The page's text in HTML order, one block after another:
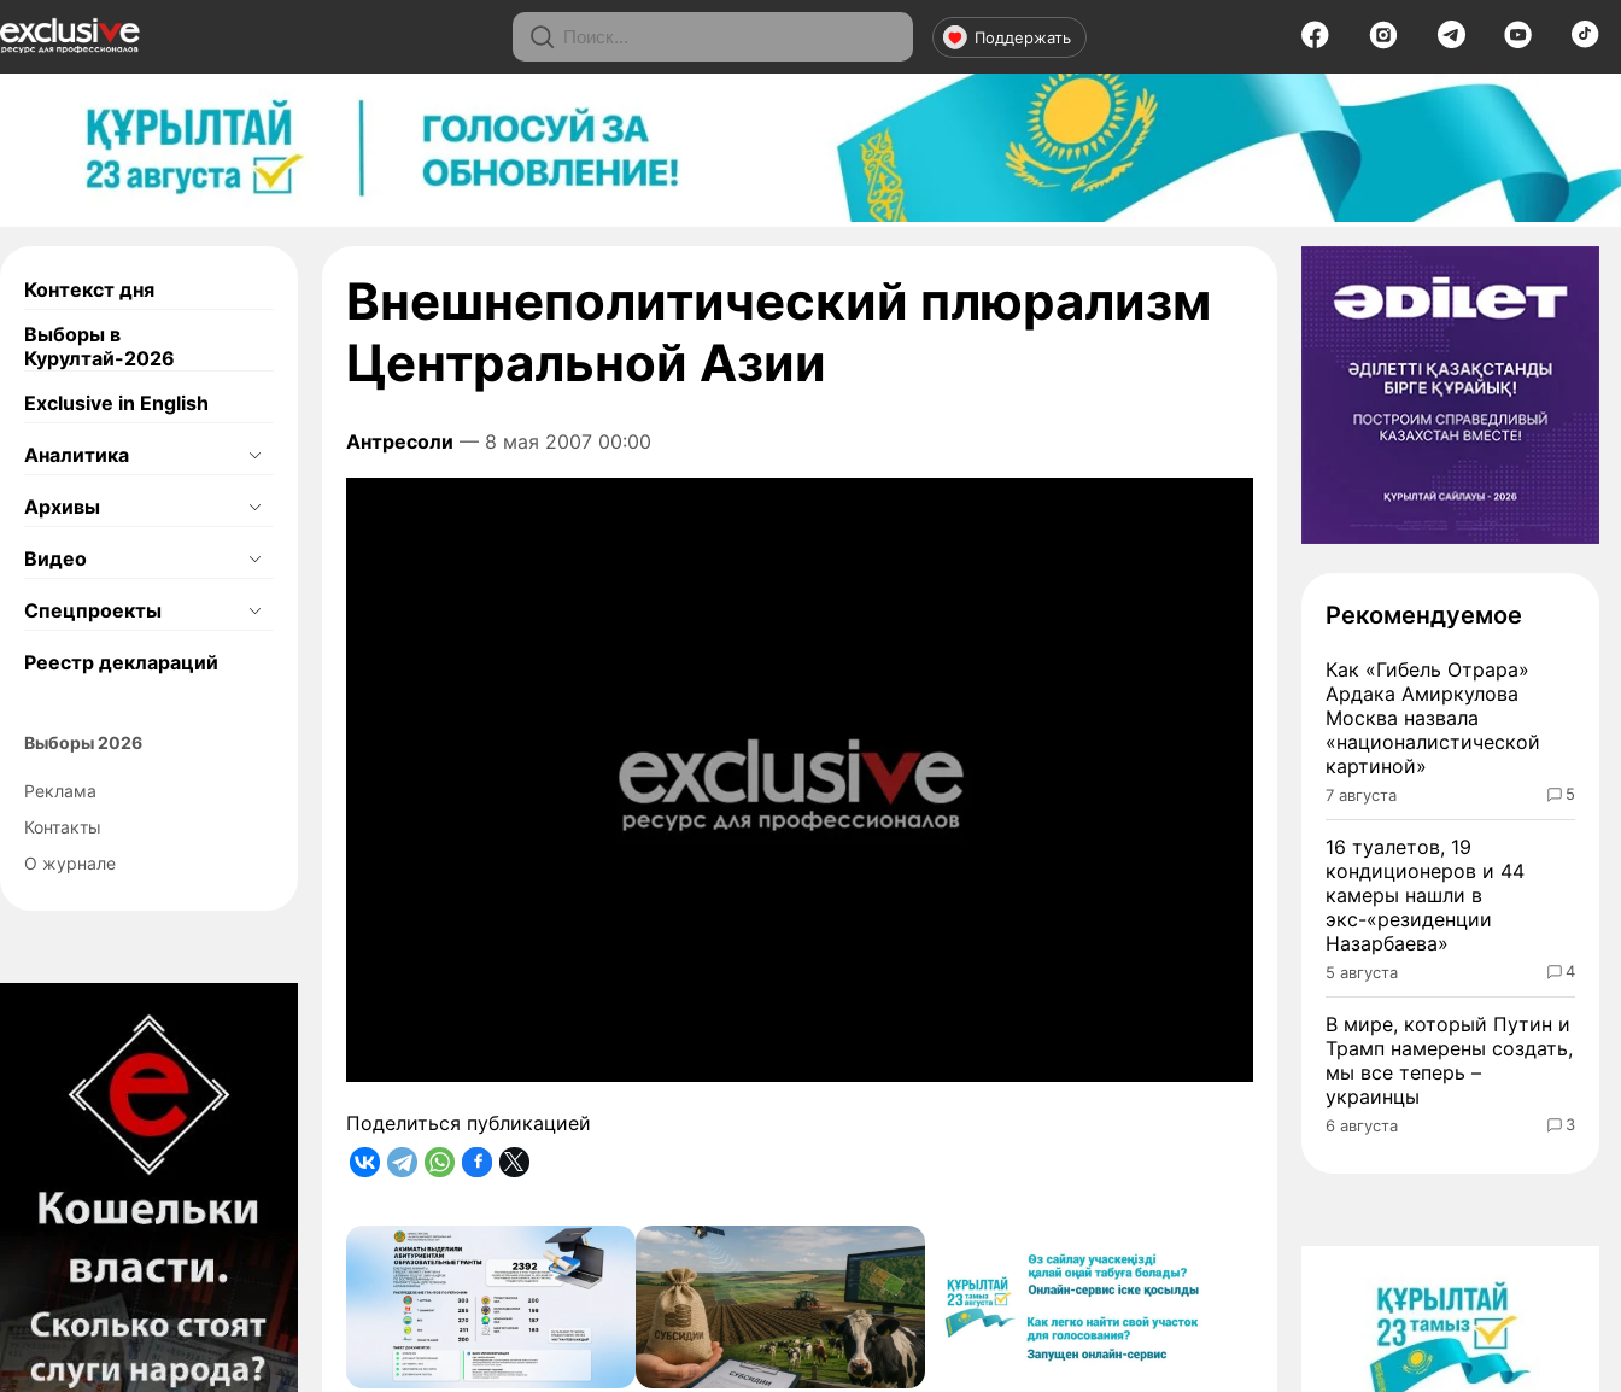
Поддержать
Контекст дня
Выборы в
Курултай-2026
Exclusive in English
Аналитика
Архивы
Видео
Спецпроекты
Реестр деклараций
Выборы 2026
Реклама
Контакты
О журнале
Внешнеполитический плюрализм
Центральной Азии
Антресоли — 8 мая 2007 00:00
Поделиться публикацией
Рекомендуемое
Как «Гибель Отрара»
Ардака Амиркулова
Москва назвала
«националистической
картиной»
7 августа 5
16 туалетов, 19
кондиционеров и 44
камеры нашли в
экс-«резиденции
Назарбаева»
5 августа 4
В мире, который Путин и
Трамп намерены создать,
мы все теперь –
украинцы
6 августа 3